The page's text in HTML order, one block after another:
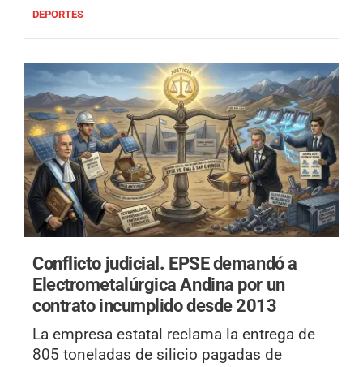
DEPORTES
Conflicto judicial. EPSE demandó a
Electrometalúrgica Andina por un
contrato incumplido desde 2013
La empresa estatal reclama la entrega de
805 toneladas de silicio pagadas de